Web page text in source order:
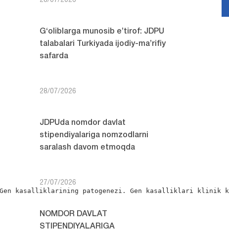
kasalliklarining patogenezi. Gen kasalliklari klinik
G‘oliblarga munosib e’tirof: JDPU
talabalari Turkiyada ijodiy-ma’rifiy
safarda
28/07/2026
JDPUda nomdor davlat
stipendiyalariga nomzodlarni
saralash davom etmoqda
27/07/2026
NOMDOR DAVLAT
STIPENDIYALARIGA